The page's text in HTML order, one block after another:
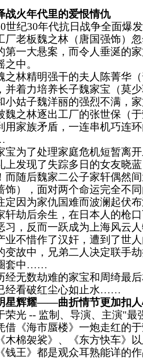
战火年代里的爱恨情仇
纪30年代抗日战争全面爆发
厂老板魏之林（唐国强饰）
第一大悬案，而令人垂涎的
之中。
精明强干的夫人陈菁华（
并着力培养长子魏家宝（莫
小姑子魏洋丽的强烈不满，
魏之林逐出工厂的张世保（
用家族矛盾，一连串机巧连
了处理家庭危机短暂离开
上发现了失踪多日的女友晓
而随后魏家二公子家轩偶然
饰），面对两个命运完全不
定因为家仇国难而波澜起伏
后余生，在日本人的枪口
习，反而一跃成为上海风云
业不惜作了汉奸，遭到了世
变故中，兄弟二人决定联手
套中……
数劫难的家宝和周绮最后
经看破红尘心如止水……
星辉耀——曲折情节更加扣
-- 监制、导演、主演"最
海市蜃楼》一炮走红的于
木棉袈裟》、《东方快车》
钱王》都是观众耳熟能详的